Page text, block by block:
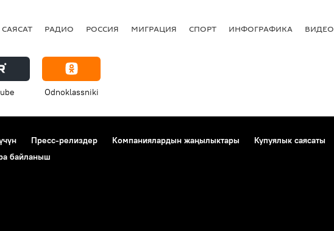
САЯСАТ РАДИО РОССИЯ МИГРАЦИЯ СПОРТ ИНФОГРАФИКА ВИДЕО
Odnoklassniki
Пресс-релиздер Компаниялардын жаңылыктары
Купуялык саясаты
байланыш